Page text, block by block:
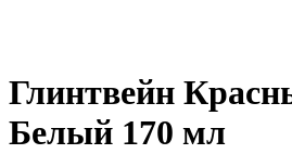
Глинтвейн
Белый 170 мл